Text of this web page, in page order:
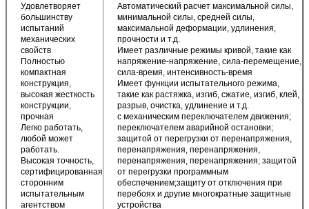
Удовлетворяет
большинству
испытаний
механических
свойств
Полностью
компактная
конструкция,
высокая жесткость
конструкции,
прочная
Легко работать,
любой может
работать.
Высокая точность,
сертифицированная
сторонним
испытательным
агентством
Автоматический расчет максимальной силы,
минимальной силы, средней силы,
максимальной деформации, удлинения,
прочности и т.д.
Имеет различные режимы кривой, такие как
напряжение-напряжение, сила-перемещение,
сила-время, интенсивность-время
Имеет функции испытательного режима,
такие как растяжка, изгиб, сжатие, изгиб, клей,
разрыв, очистка, удлинение и т.д.
с механическим переключателем движения;
переключателем аварийной остановки;
защитой от перегрузки от перенапряжения,
перенапряжения, перенапряжения,
перенапряжения, перенапряжения; защитой
от перегрузки программным
обеспечением;защиту от отключения при
перебоях и другие многократные защитные
устройства